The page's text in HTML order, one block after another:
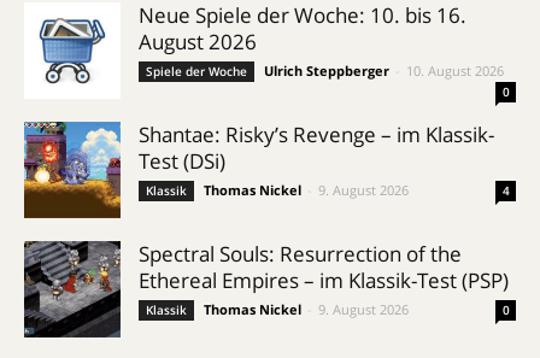
Neue Spiele der Woche: 10. bis 16.
August 2026
Spiele der Woche Ulrich Steppberger 10. August 2026
0
Shantae: Risky’s Revenge – im Klassik-
Test (DSi)
Klassik Thomas Nickel 9. August 2026 4
Spectral Souls: Resurrection of the
Ethereal Empires – im Klassik-Test (PSP)
Klassik Thomas Nickel 9. August 2026 0